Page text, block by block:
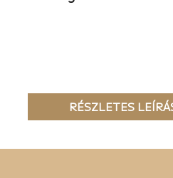
RÉSZLETES